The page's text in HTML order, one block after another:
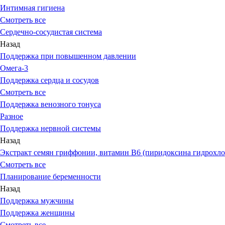
Интимная гигиена
Смотреть все
Сердечно-сосудистая система
Назад
Поддержка при повышенном давлении
Омега-3
Поддержка сердца и сосудов
Смотреть все
Поддержка венозного тонуса
Разное
Поддержка нервной системы
Назад
Экстракт семян гриффонии, витамин В6 (пиридоксина
Смотреть все
Планирование беременности
Назад
Поддержка мужчины
Поддержка женщины